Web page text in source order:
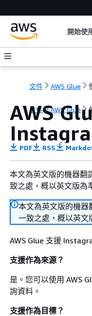
開始使
文件 AWS Glue
文件 AWS Glue
AWS
PDF RSS
本文為英文版的機器翻
致之處，概以英文版為
本文為英文版的機器
一致之處，概以英文
AWS Glue 支援
支援作為來源？
是。您可以使用 AWS
詢資料。
支援作為目標？